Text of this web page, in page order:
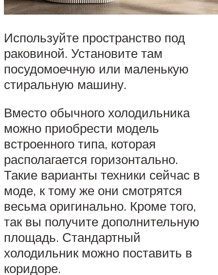
Используйте пространство под
раковиной. Установите там
посудомоечную или маленькую
стиральную машину.
Вместо обычного холодильника
можно приобрести модель
встроенного типа, которая
располагается горизонтально.
Такие варианты техники сейчас в
моде, к тому же они смотрятся
весьма оригинально. Кроме того,
так вы получите дополнительную
площадь. Стандартный
холодильник можно поставить в
коридоре.